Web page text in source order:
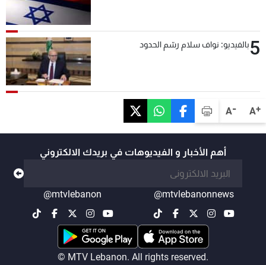
A+
A-
5بالفيديو: نواف سلام رسّم الحدود
أهم الأخبار و الفيديوهات في بريدك الالكتروني
@mtvlebanonnews
@mtvlebanon
© MTV Lebanon. All rights reserved.